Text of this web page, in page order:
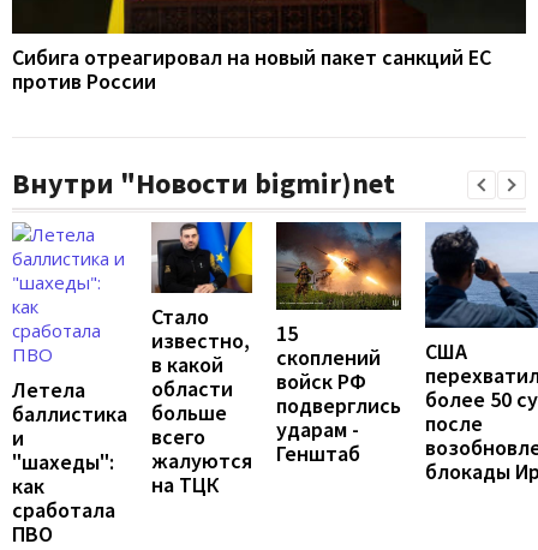
Сибига отреагировал на новый пакет санкций ЕС
против России
Внутри "Новости bigmir)net
Летела
баллистика
и
"шахеды":
как
сработала
ПВО
Стало
известно,
в какой
области
больше
всего
жалуются
на ТЦК
15
скоплений
войск РФ
подверглись
ударам -
Генштаб
США
более 50
после
блокады